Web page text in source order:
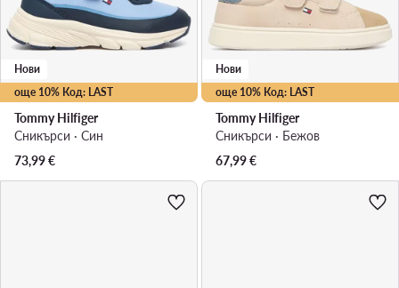
още 10% Код: LAST
Нови
Tommy Hilfiger
Сникърси · Син
73,99€
още 10% Код: LAST
Нови
Tommy Hilfiger
Сникърси · Бежов
67,99€